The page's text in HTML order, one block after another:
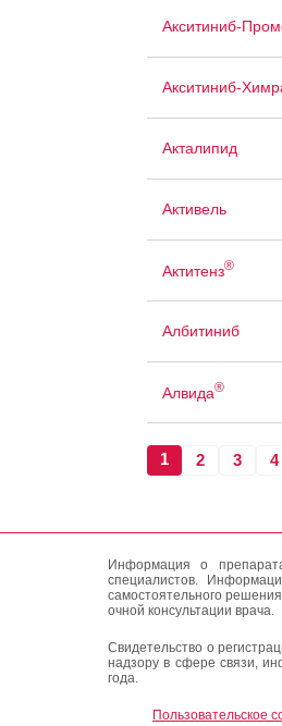
Акситиниб-
Акситиниб-
Акталипид
Активель
Актитенз®
Албитиниб
Алвида®
1 2 3 4
Информация о
специалистов.
самостоятельного
очной консультации врача.
Свидетельство о
надзору в сфере связи,
года.
Пользовательское